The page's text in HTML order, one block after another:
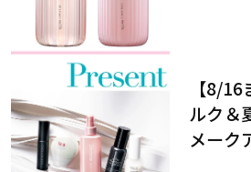
【8/
ルク＆
メーク